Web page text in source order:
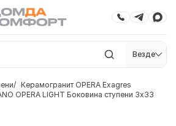
Везде
Керамогранит OPERA Exagres
OPERA LIGHT Боковина ступени 3х33